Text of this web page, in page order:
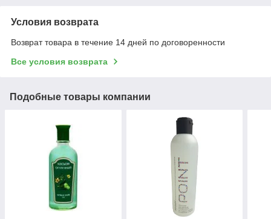
Условия возврата
Возврат товара в течение 14 дней по договоренности
Все условия возврата
Подобные товары компании